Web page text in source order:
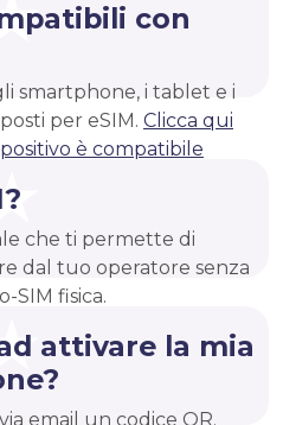
con
smartphone, i tablet e i
per eSIM. Clicca qui
è compatibile
che ti permette di
dal tuo operatore senza
SIM fisica.
attivare la mia
email un codice QR.